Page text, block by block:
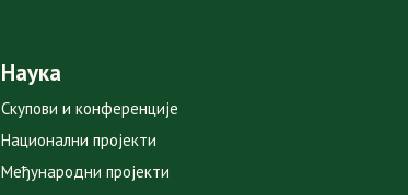
Наука
Скупови и конференције
Национални пројекти
Међународни пројекти